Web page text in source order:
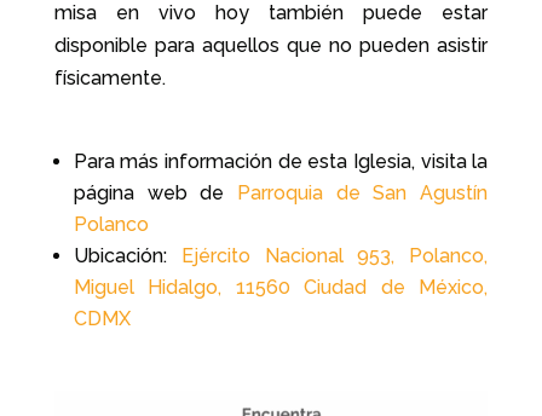
misa en vivo hoy también puede estar
disponible para aquellos que no pueden asistir
físicamente.
Para más información de esta Iglesia, visita la
página web de
Parroquia de San Agustín
Polanco
Ubicación:
Ejército Nacional 953, Polanco,
Miguel Hidalgo, 11560 Ciudad de México,
CDMX